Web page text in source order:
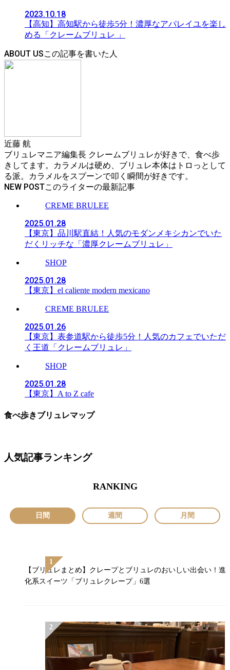
2023.10.18
【高知】高知駅から徒歩5分！濃厚なアパレイユを楽し
める「クレームブリュレ 」
ABOUT US
近藤 航
ブリュレマニア編集長 クレームブリュレが好きで、食べ歩
きしてます。カラメルは硬め、ブリュレ本体はトロっとして
る派。カラメルをスプーンで叩く瞬間が好きです。
NEW POST
CREME BRULEE
2025.01.28
【東京】品川駅直結！人気のモダンメキシカンでいた
だくリッチな「濃厚クレームブリュレ」
SHOP
2025.01.28
【東京】el caliente modern mexicano
CREME BRULEE
2025.01.26
【東京】表参道駅から徒歩5分！人気のカフェでいただ
く王道「クレームブリュレ」
SHOP
2025.01.28
【東京】A to Z cafe
食べ歩きブリュレマップ
人気記事ランキング
RANKING
日間 週間 月間
【ブリュレまとめ】クレープとブリュレのおいしい出会い！進
化系スイーツ「ブリュレクレープ」6選